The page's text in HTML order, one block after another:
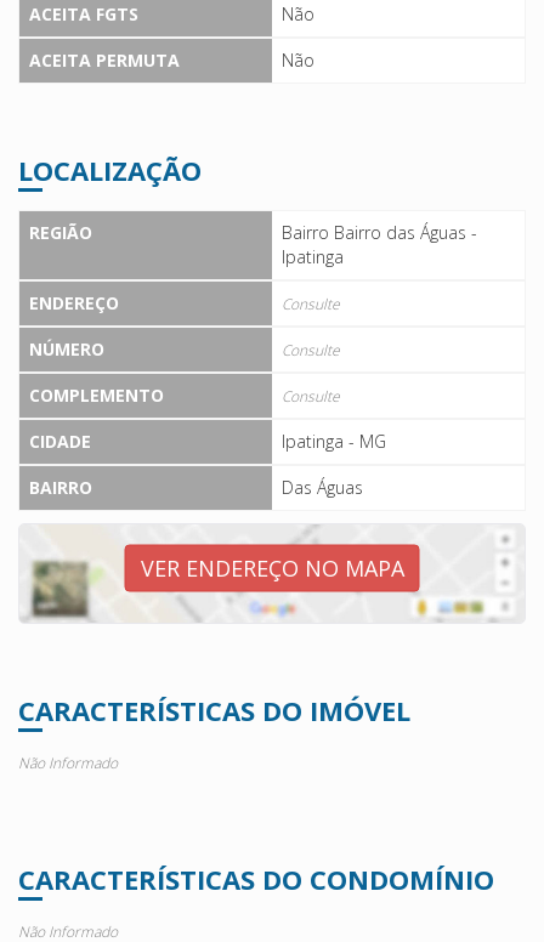
ACEITA FGTS
Não
ACEITA PERMUTA
Não
LOCALIZAÇÃO
REGIÃO
Bairro Bairro das Águas -
Ipatinga
ENDEREÇO
Consulte
NÚMERO Consulte
COMPLEMENTO Consulte
CIDADE
Ipatinga - MG
BAIRRO
Das Águas
VER ENDEREÇO NO MAPA
CARACTERÍSTICAS DO IMÓVEL
Não Informado
CARACTERÍSTICAS DO CONDOMÍNIO
Não Informado